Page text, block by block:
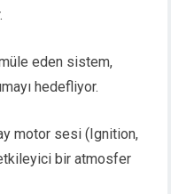
eden sistem,
hedefliyor.
motor sesi (Ignition,
bir atmosfer